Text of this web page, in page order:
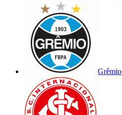
Grêmio